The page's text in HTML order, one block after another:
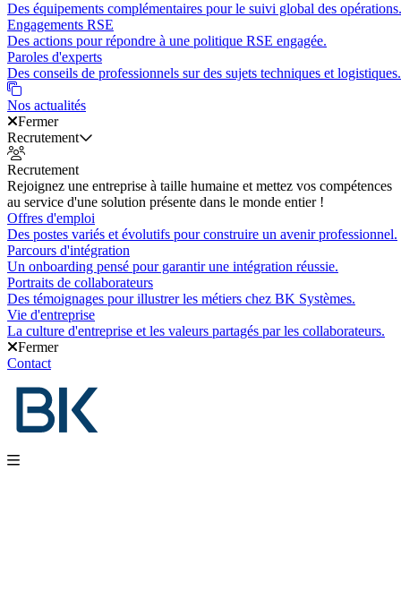
Des équipements complémentaires pour le suivi global des opérations.
Engagements RSE
Des actions pour répondre à une politique RSE engagée.
Paroles d'experts
Des conseils de professionnels sur des sujets techniques et logistiques.
Nos actualités
Fermer
Recrutement
Recrutement
Rejoignez une entreprise à taille humaine et mettez vos compétences
au service d'une solution présente dans le monde entier !
Offres d'emploi
Des postes variés et évolutifs pour construire un avenir professionnel.
Parcours d'intégration
Un onboarding pensé pour garantir une intégration réussie.
Portraits de collaborateurs
Des témoignages pour illustrer les métiers chez BK Systèmes.
Vie d'entreprise
La culture d'entreprise et les valeurs partagés par les collaborateurs.
Fermer
Contact